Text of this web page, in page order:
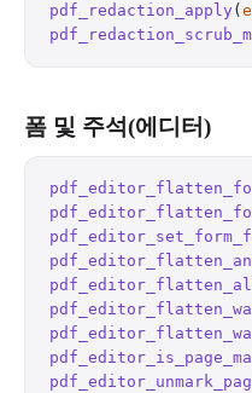
pdf_redaction_apply (
폼 및 주석(에디터)